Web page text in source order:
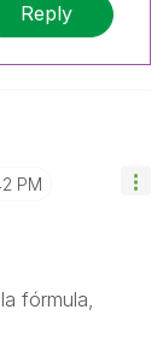
Reply
PM
fórmula,